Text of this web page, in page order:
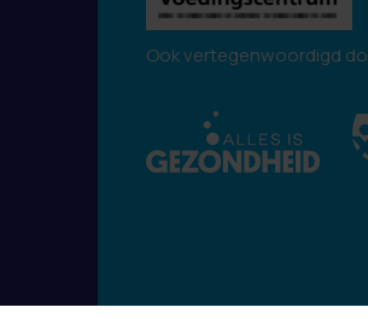
Ook vertegenwoordigd